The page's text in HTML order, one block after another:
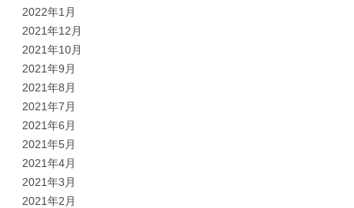
2022年1月
2021年12月
2021年10月
2021年9月
2021年8月
2021年7月
2021年6月
2021年5月
2021年4月
2021年3月
2021年2月